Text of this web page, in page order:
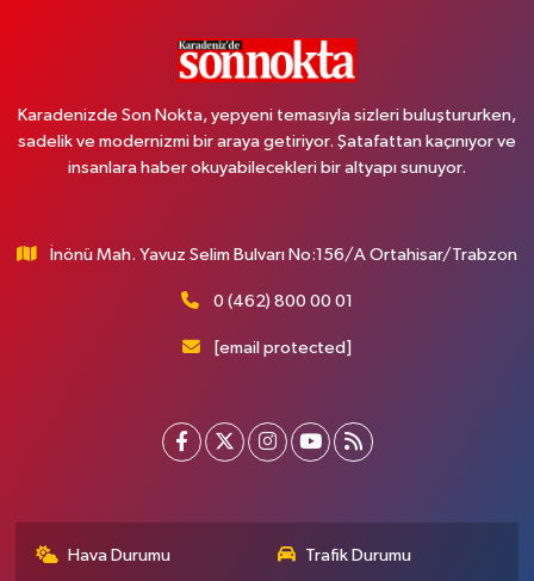
Karadenizde Son Nokta, yepyeni temasıyla sizleri buluştururken,
sadelik ve modernizmi bir araya getiriyor. Şatafattan kaçınıyor ve
insanlara haber okuyabilecekleri bir altyapı sunuyor.
İnönü Mah. Yavuz Selim Bulvarı No:156/A Ortahisar/Trabzon
0 (462) 800 00 01
[email protected]
Hava Durumu Trafik Durumu